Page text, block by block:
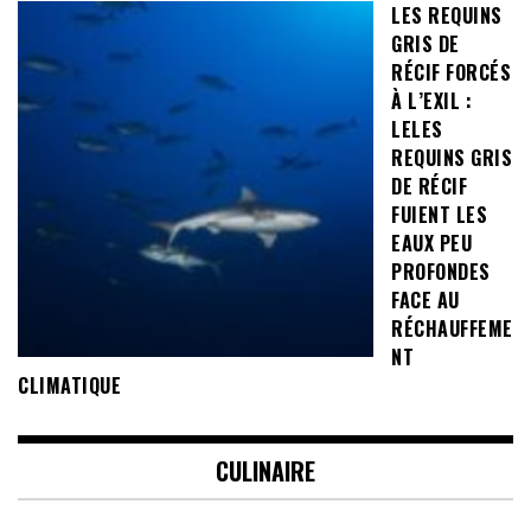
LES REQUINS
GRIS DE
RÉCIF FORCÉS
À L’EXIL :
LELES
REQUINS GRIS
DE RÉCIF
FUIENT LES
EAUX PEU
PROFONDES
FACE AU
RÉCHAUFFEME
NT
CLIMATIQUE
CULINAIRE